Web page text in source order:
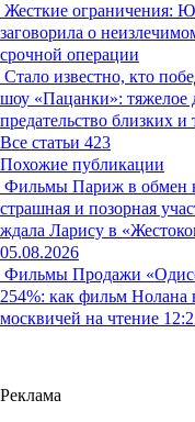
Жесткие ограничения:
заговорила о
срочной операции
Стало известно, кто
шоу «Пацанки»: тяжелое
предательство близких
Все статьи 423
Похожие публикации
Фильмы Париж в обмен
страшная и позорная
ждала Ларису в
05.08.2026
Фильмы Продажи
254%: как фильм Нолана
москвичей на чтение
Реклама